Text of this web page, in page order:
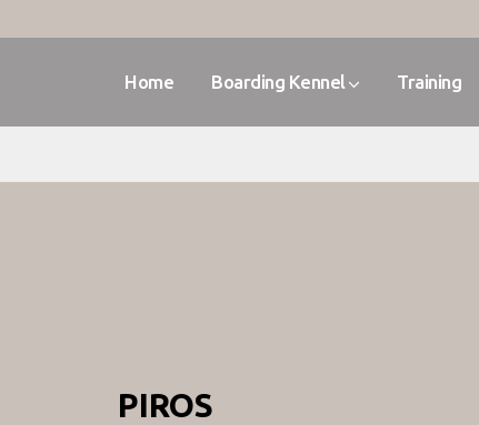
Home Boarding Kennel Training
PIROS